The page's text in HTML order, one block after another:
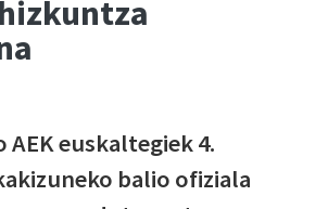
AEK euskaltegiek 4.
balio ofiziala